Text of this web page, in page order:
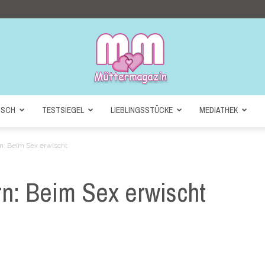
TESTSIEGEL LIEBLINGSSTÜCKE MEDIATHEK
Beim Sex erwischt
Beim Sex erwischt